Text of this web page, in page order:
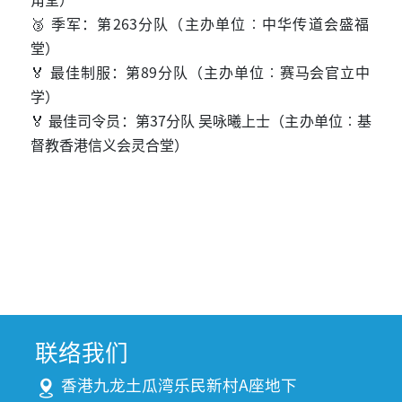
🥉 季军：第263分队（主办单位︰中华传道会盛福
堂）
🏅 最佳制服：第89分队（主办单位︰赛马会官立中
学）
🏅 最佳司令员：第37分队 吴咏曦上士（主办单位︰基
督教香港信义会灵合堂）
联络我们
香港九龙土瓜湾乐民新村A座地下